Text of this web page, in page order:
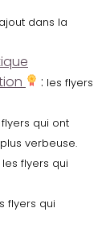
dans la
: les flyers
qui ont
verbeuse.
les flyers qui
flyers qui